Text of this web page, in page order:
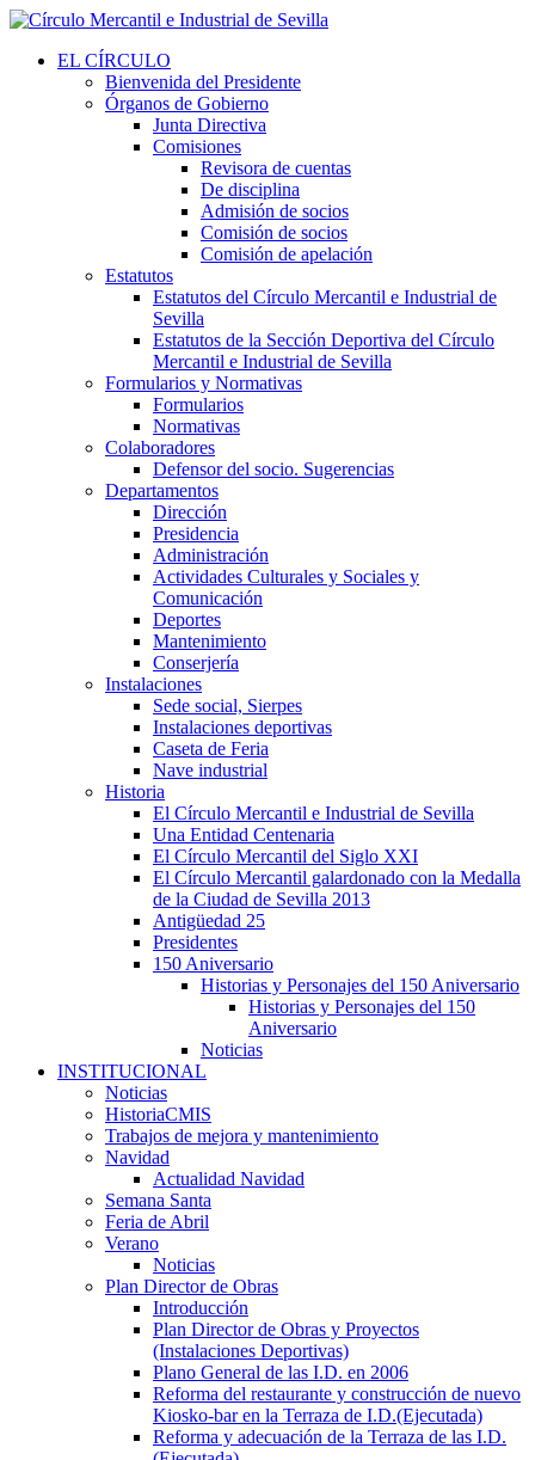
EL CÍRCULO
Bienvenida del Presidente
Órganos de Gobierno
Junta Directiva
Comisiones
Revisora de cuentas
De disciplina
Admisión de socios
Comisión de socios
Comisión de apelación
Estatutos
Estatutos del Círculo Mercantil e Industrial de
Sevilla
Estatutos de la Sección Deportiva del Círculo
Mercantil e Industrial de Sevilla
Formularios y Normativas
Formularios
Normativas
Colaboradores
Defensor del socio. Sugerencias
Departamentos
Dirección
Presidencia
Administración
Actividades Culturales y Sociales y
Comunicación
Deportes
Mantenimiento
Conserjería
Instalaciones
Sede social, Sierpes
Instalaciones deportivas
Caseta de Feria
Nave industrial
Historia
El Círculo Mercantil e Industrial de Sevilla
Una Entidad Centenaria
El Círculo Mercantil del Siglo XXI
El Círculo Mercantil galardonado con la Medalla
de la Ciudad de Sevilla 2013
Antigüedad 25
Presidentes
150 Aniversario
Historias y Personajes del 150 Aniversario
Historias y Personajes del 150
Aniversario
Noticias
INSTITUCIONAL
Noticias
HistoriaCMIS
Trabajos de mejora y mantenimiento
Navidad
Actualidad Navidad
Semana Santa
Feria de Abril
Verano
Noticias
Plan Director de Obras
Introducción
Plan Director de Obras y Proyectos
(Instalaciones Deportivas)
Plano General de las I.D. en 2006
Reforma del restaurante y construcción de nuevo
Kiosko-bar en la Terraza de I.D.(Ejecutada)
Reforma y adecuación de la Terraza de las I.D.